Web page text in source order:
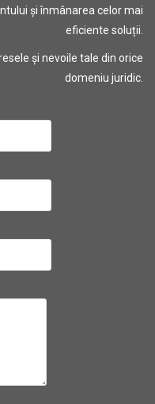
și înmânarea celor mai
eficiente soluții.
și nevoile tale din orice
domeniu juridic.